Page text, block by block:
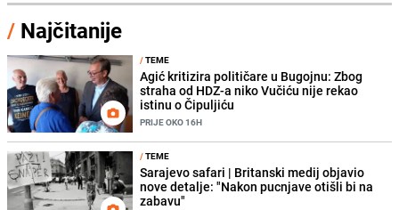
/ Najčitanije
/TEME
Agić kritizira političare u Bugojnu: Zbog
straha od HDZ-a niko Vučiću nije rekao
istinu o Čipuljiću
PRIJE OKO 16H
/TEME
Sarajevo safari | Britanski medij objavio
nove detalje: "Nakon pucnjave otišli bi na
zabavu"